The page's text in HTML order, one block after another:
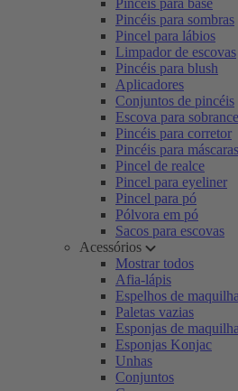
Pincéis para base
Pincéis para sombras
Pincel para lábios
Limpador de escovas
Pincéis para blush
Aplicadores
Conjuntos de pincéis
Escova para
Pincéis para corretor
Pincéis para máscaras
Pincel de realce
Pincel para eyeliner
Pincel para pó
Pólvora em pó
Sacos para escovas
Acessórios
Mostrar todos
Afia-lápis
Espelhos de
Paletas vazias
Esponjas de
Esponjas Konjac
Unhas
Conjuntos